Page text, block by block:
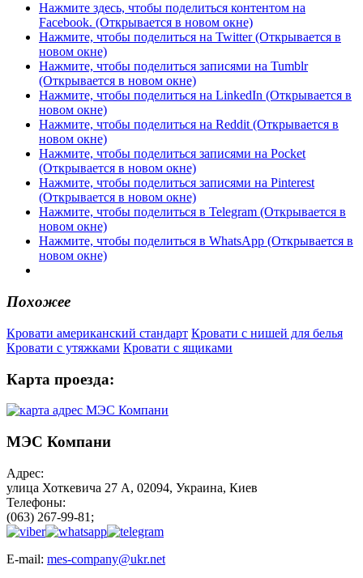
Нажмите здесь, чтобы поделиться контентом на
Facebook. (Открывается в новом окне)
Нажмите, чтобы поделиться на Twitter (Открывается в
новом окне)
Нажмите, чтобы поделиться записями на Tumblr
(Открывается в новом окне)
Нажмите, чтобы поделиться на LinkedIn (Открывается в
новом окне)
Нажмите, чтобы поделиться на Reddit (Открывается в
новом окне)
Нажмите, чтобы поделиться записями на Pocket
(Открывается в новом окне)
Нажмите, чтобы поделиться записями на Pinterest
(Открывается в новом окне)
Нажмите, чтобы поделиться в Telegram (Открывается в
новом окне)
Нажмите, чтобы поделиться в WhatsApp (Открывается в
новом окне)
Похожее
Кровати американский стандарт Кровати с нишей для белья
Кровати с утяжками Кровати с ящиками
Карта проезда:
МЭС Компани
Адрес:
улица Хоткевича 27 А, 02094, Украина, Киев
Телефоны:
(063) 267-99-81;
E-mail: mes-company@ukr.net